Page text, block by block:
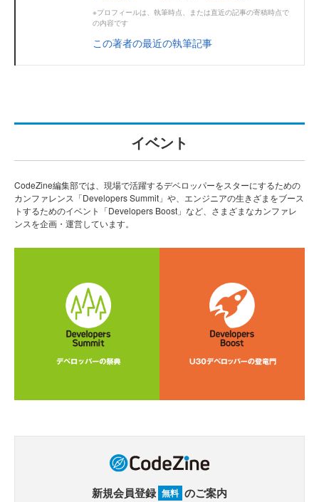
※プロフィールは、執筆時点、または直近の記事の寄稿時点で
の内容です
この著者の最近の執筆記事
イベント
CodeZine編集部では、現場で活躍するデベロッパーをスターにするための
カンファレンス「Developers Summit」や、エンジニアの生きざまをブース
トするためのイベント「Developers Boost」など、さまざまなカンファレ
ンスを企画・運営しています。
新規会員登録 無料 のご案内